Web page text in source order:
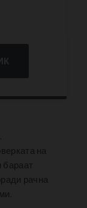
на
бараат
рачна